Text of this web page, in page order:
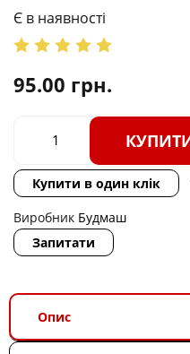
Є в наявності
95.00 грн.
Купити в один клік
Виробник Будмаш
Запитати
Опис